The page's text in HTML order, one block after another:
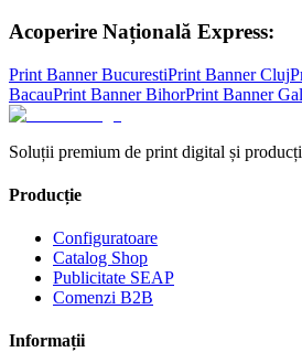
Acoperire Națională Express:
Print BannerBucurestiPrint BannerCluj
BacauPrint BannerBihorPrint Banner
Soluții premium de print digital și
Producție
Configuratoare
Catalog Shop
Publicitate SEAP
Comenzi B2B
Informații